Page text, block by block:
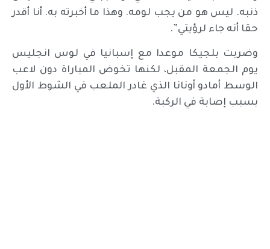
ذنبه. ليس هو من يجب لومه. وهذا ما أخبرته به. أنا أقدر
حقا أنه جاء لرؤيتي”.
وضربت بلجيكا موعدا مع إسبانيا في لوس انجليس
يوم الجمعة المقبل، لكنها تخوض المباراة دون لاعب
الوسط أمادو أونانا الذي غادر الملعب في الشوط الأول
بسبب إصابة في الركبة.